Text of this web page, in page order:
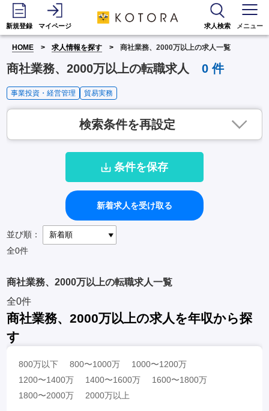
新規登録 マイページ 求人検索 メニュー
HOME 求人情報を探す 商社業務、2000万以上の求人一覧
商社業務、2000万以上の転職求人 0件
事業投資・経営管理 貿易実務
検索条件を再設定
条件を保存
新着求人を受け取る
並び順：
全0件
商社業務、2000万以上の転職求人一覧
全0件
商社業務、2000万以上の求人を年収から探
す
800万以下 800〜1000万
1000〜1200万
1200〜1400万
1400〜1600万
1600〜1800万
1800〜2000万
2000万以上